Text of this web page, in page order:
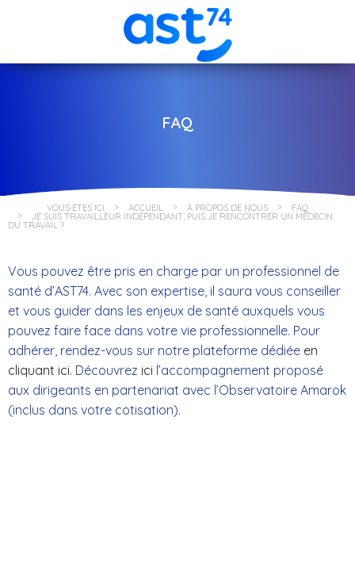
FAQ
VOUS ÊTES ICI ACCUEIL À PROPOS DE NOUS FAQ
JE SUIS TRAVAILLEUR INDÉPENDANT, PUIS JE RENCONTRER UN MÉDECIN
DU TRAVAIL ?
Vous pouvez être pris en charge par un professionnel de
santé d’AST74. Avec son expertise, il saura vous conseiller
et vous guider dans les enjeux de santé auxquels vous
pouvez faire face dans votre vie professionnelle. Pour
adhérer, rendez-vous sur notre plateforme dédiée en
cliquant ici. Découvrez ici l’accompagnement proposé
aux dirigeants en partenariat avec l’Observatoire Amarok
(inclus dans votre cotisation).